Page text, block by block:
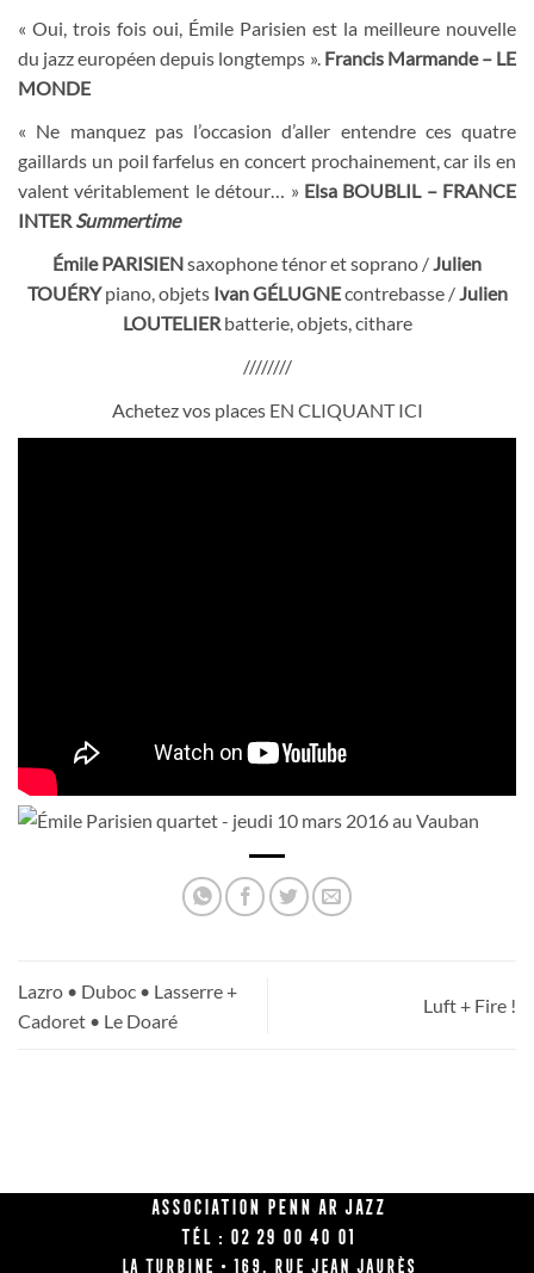
« Oui, trois fois oui, Émile Parisien est la meilleure nouvelle
du jazz européen depuis longtemps ». Francis Marmande – LE
MONDE
« Ne manquez pas l’occasion d’aller entendre ces quatre
gaillards un poil farfelus en concert prochainement, car ils en
valent véritablement le détour… » Elsa BOUBLIL – FRANCE
INTER Summertime
Émile PARISIENsaxophone ténor et soprano /Julien
TOUÉRYpiano, objets Ivan GÉLUGNEcontrebasse /Julien
LOUTELIERbatterie, objets, cithare
////////
Achetez vos places EN CLIQUANT ICI
Lazro • Duboc • Lasserre +
Cadoret • Le Doaré
Luft + Fire !
Association Penn Ar Jazz
Tél : 02 29 00 40 01
La Turbine • 169, rue Jean Jaurès